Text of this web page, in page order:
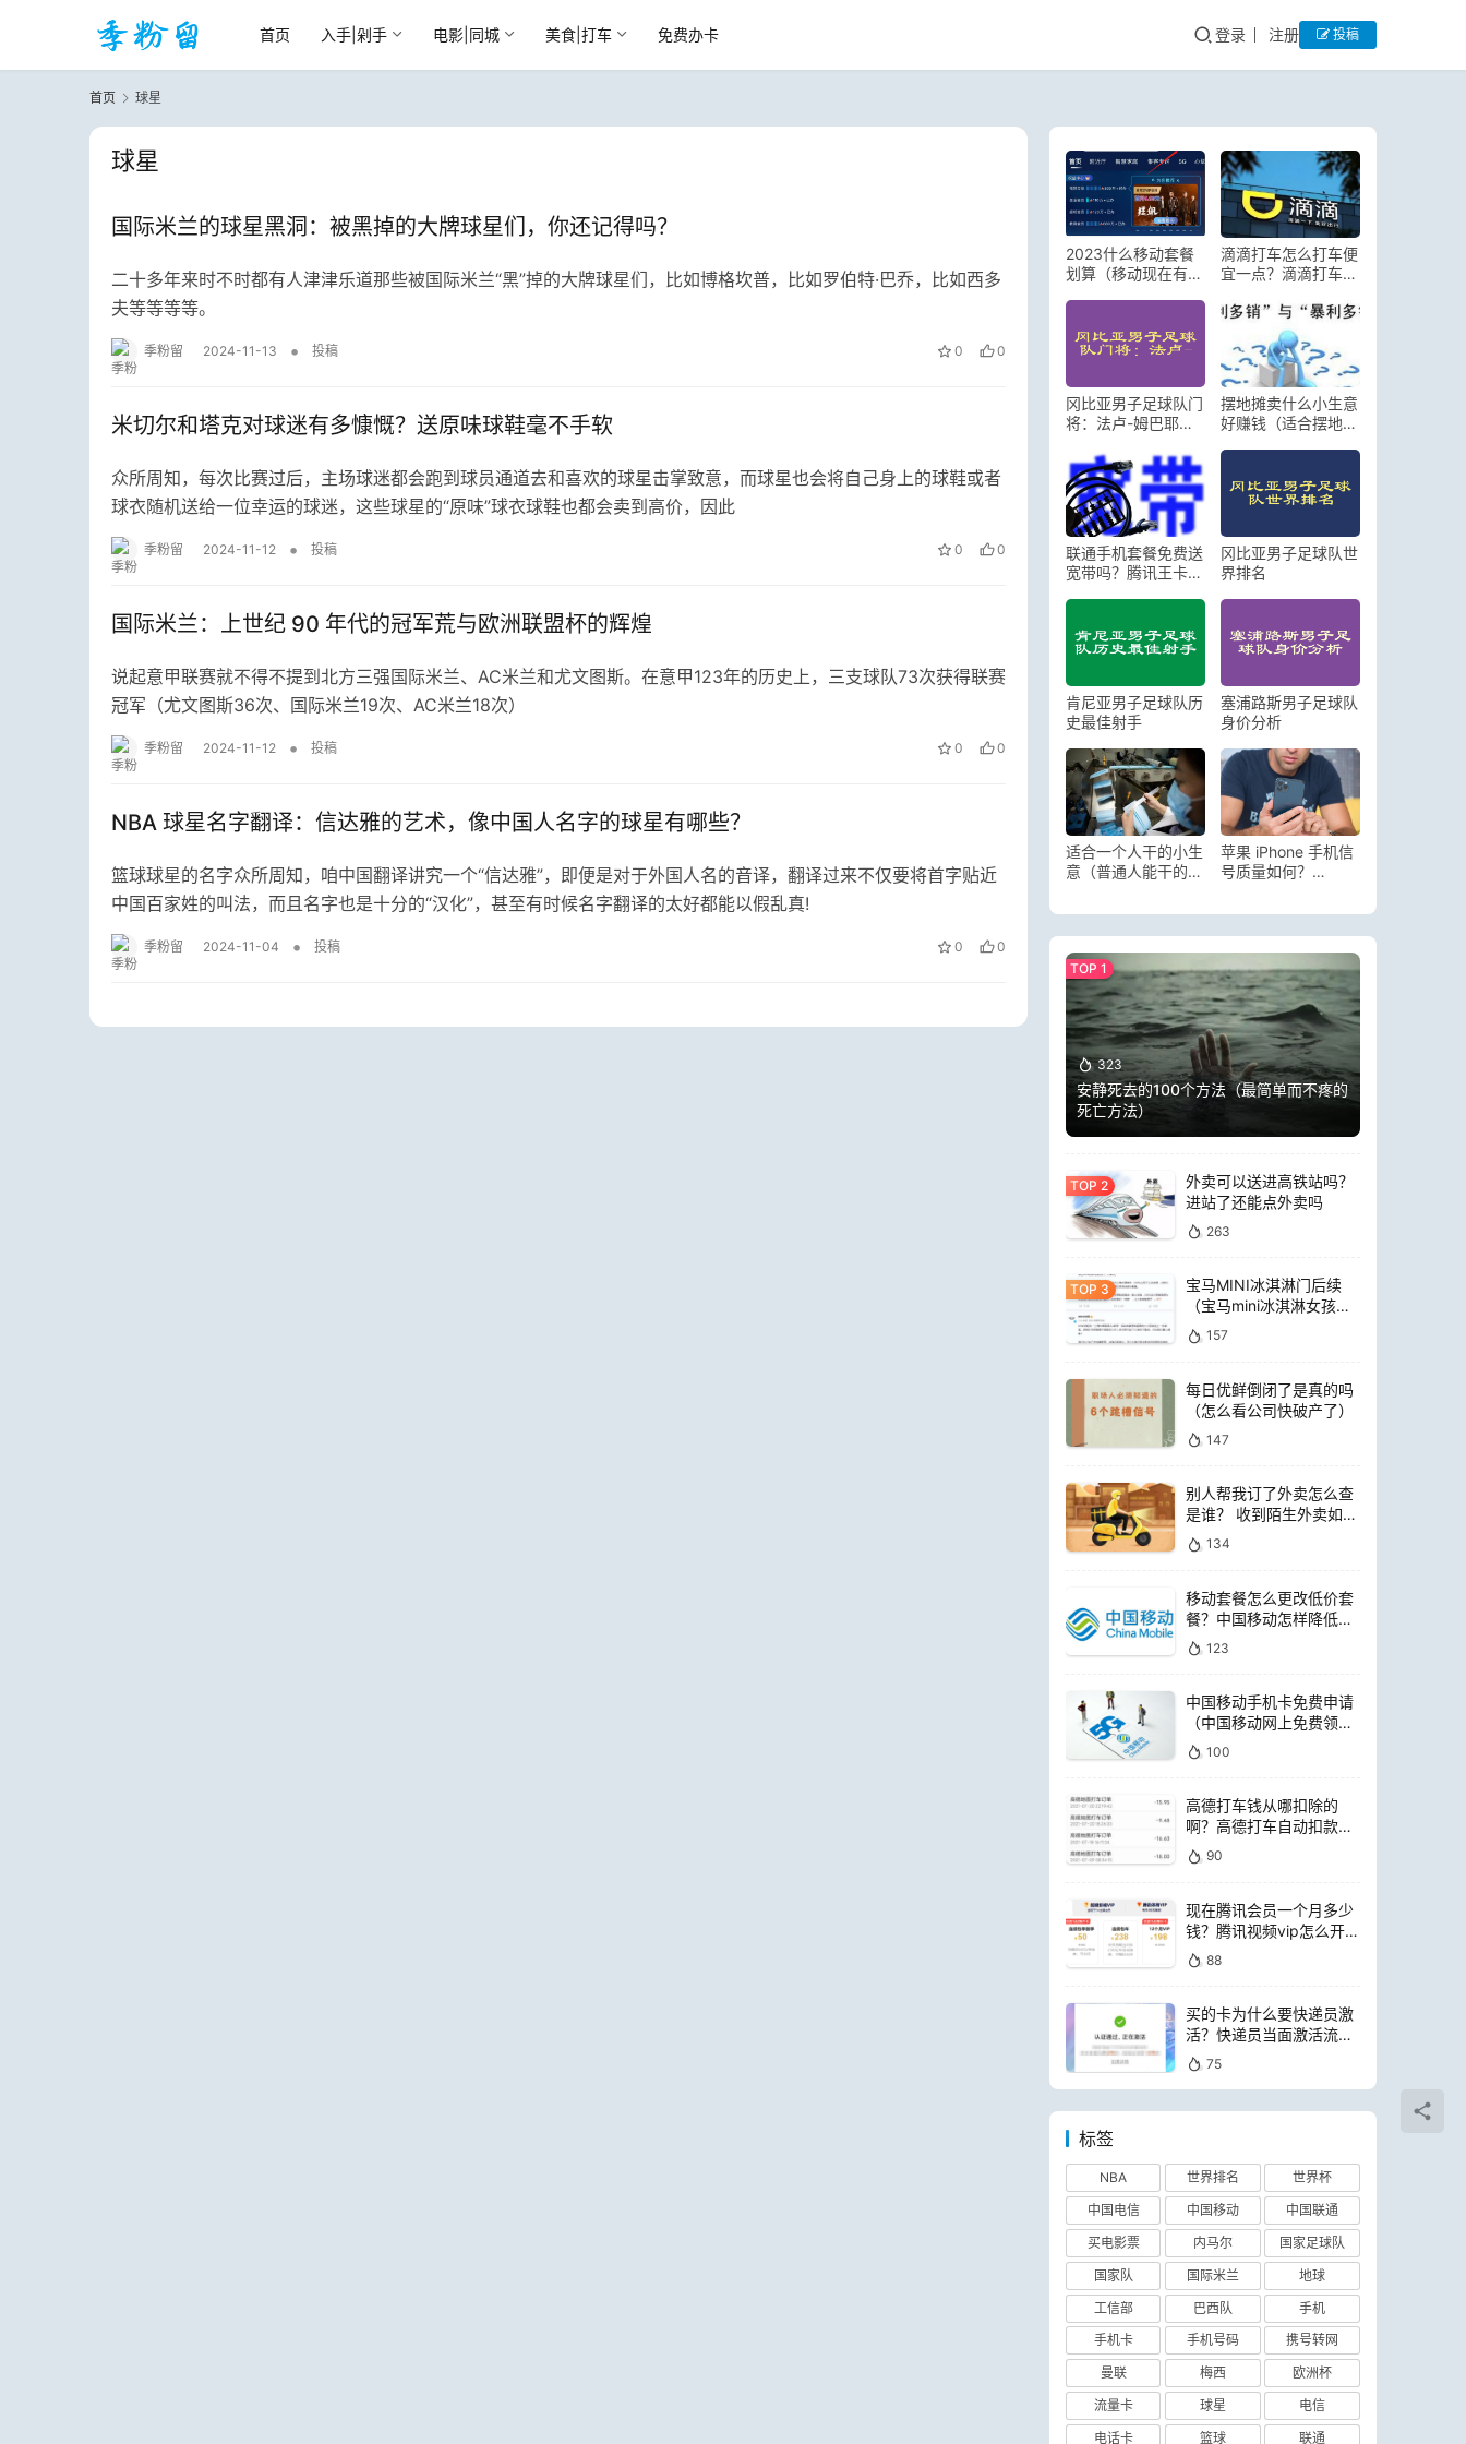
首页 入手|剁手 电影|同城 美食|打车 免费办卡 登录 注册 投稿
首页 球星
球星
国际米兰的球星黑洞：被黑掉的大牌球星们，你还记得吗？
二十多年来时不时都有人津津乐道那些被国际米兰“黑”掉的大牌球星们，比如博格坎普，比如罗伯特·巴乔，比如西多
夫等等等等。
季粉留 2024-11-13 • 投稿 0 0
米切尔和塔克对球迷有多慷慨？送原味球鞋毫不手软
众所周知，每次比赛过后，主场球迷都会跑到球员通道去和喜欢的球星击掌致意，而球星也会将自己身上的球鞋或者
球衣随机送给一位幸运的球迷，这些球星的“原味”球衣球鞋也都会卖到高价，因此
季粉留 2024-11-12 • 投稿 0 0
国际米兰：上世纪 90 年代的冠军荒与欧洲联盟杯的辉煌
说起意甲联赛就不得不提到北方三强国际米兰、AC米兰和尤文图斯。在意甲123年的历史上，三支球队73次获得联赛
冠军（尤文图斯36次、国际米兰19次、AC米兰18次）
季粉留 2024-11-12 • 投稿 0 0
NBA 球星名字翻译：信达雅的艺术，像中国人名字的球星有哪些？
篮球球星的名字众所周知，咱中国翻译讲究一个“信达雅”，即便是对于外国人名的音译，翻译过来不仅要将首字贴近
中国百家姓的叫法，而且名字也是十分的“汉化”，甚至有时候名字翻译的太好都能以假乱真!
季粉留 2024-11-04 • 投稿 0 0
2023什么移动套餐
划算（移动现在有什
滴滴打车怎么打车便
宜一点？滴滴打车怎
冈比亚男子足球队门
将：法卢-姆巴耶的
摆地摊卖什么小生意
好赚钱（适合摆地摊
联通手机套餐免费送
宽带吗？腾讯王卡天
冈比亚男子足球队世
界排名
肯尼亚男子足球队历
史最佳射手
塞浦路斯男子足球队
身价分析
适合一个人干的小生
意（普通人能干的赚
苹果 iPhone 手机信
号质量如何？
问题仍存在
323
安静死去的100个方法（最简单而不疼的
死亡方法）
外卖可以送进高铁站吗？
进站了还能点外卖吗
263
宝马MINI冰淇淋门后续
（宝马mini冰淇淋女孩员
工）157
每日优鲜倒闭了是真的吗
（怎么看公司快破产了）
147
别人帮我订了外卖怎么查
是谁？ 收到陌生外卖如何
查询是谁点的
134
移动套餐怎么更改低价套
餐？中国移动怎样降低套
餐费用
123
中国移动手机卡免费申请
（中国移动网上免费领电
话卡）
100
高德打车钱从哪扣除的
啊？高德打车自动扣款是
扣哪里的钱
90
现在腾讯会员一个月多少
钱？腾讯视频vip怎么开通
便宜88
买的卡为什么要快递员激
活？快递员当面激活流量
卡可靠吗
75
标签
NBA 世界排名
世界杯
中国电信
中国移动
中国联通
买电影票
内马尔
国家足球队
国家队
国际米兰
地球
工信部
巴西队
手机
手机卡
手机号码
携号转网
曼联
梅西
欧洲杯
流量卡
球星
电信
电话卡
篮球 联通